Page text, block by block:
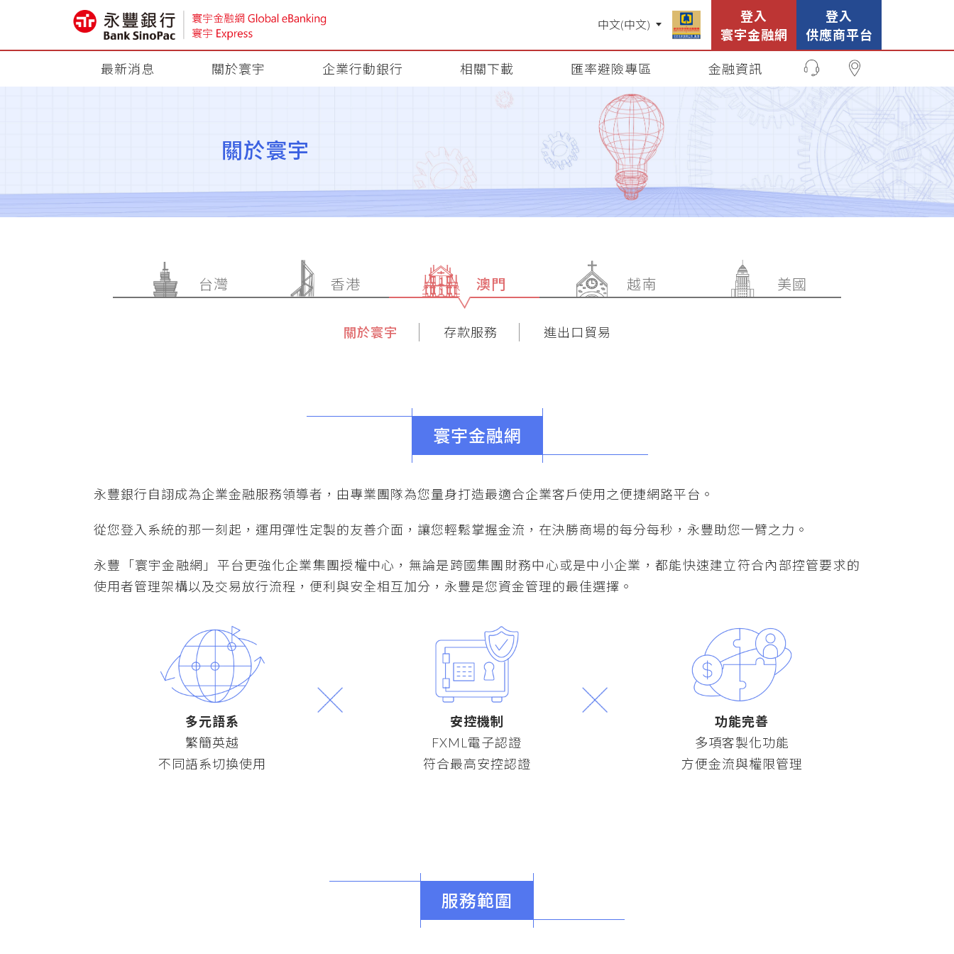
登入
供應商平台
登入
寰宇金融網
最新消息 關於寰宇 企業行動銀行 相關下載 匯率避險專區 金融資訊
關於寰宇
台灣 香港 澳門 越南 美國
關於寰宇 存款服務 進出口貿易
寰宇金融網
永豐銀行自詡成為企業金融服務領導者，由專業團隊為您量身打造最適合企業客戶使用之便捷網路平台。
從您登入系統的那一刻起，運用彈性定製的友善介面，讓您輕鬆掌握金流，在決勝商場的每分每秒，永豐助您一臂之力。
永豐「寰宇金融網」平台更強化企業集團授權中心，無論是跨國集團財務中心或是中小企業，都能快速建立符合內部控管要求的
使用者管理架構以及交易放行流程，便利與安全相互加分，永豐是您資金管理的最佳選擇。
多元語系
繁簡英越
不同語系切換使用
安控機制
FXML電子認證
符合最高安控認證
功能完善
多項客製化功能
方便金流與權限管理
服務範圍